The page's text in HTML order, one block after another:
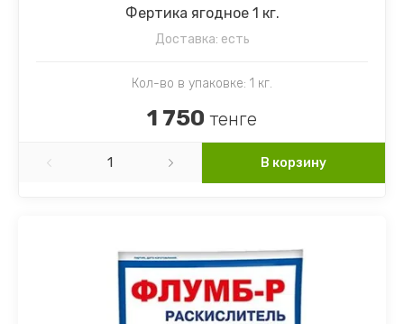
Фертика ягодное 1 кг.
Доставка: есть
Кол-во в упаковке: 1 кг.
1 750 тенге
В корзину